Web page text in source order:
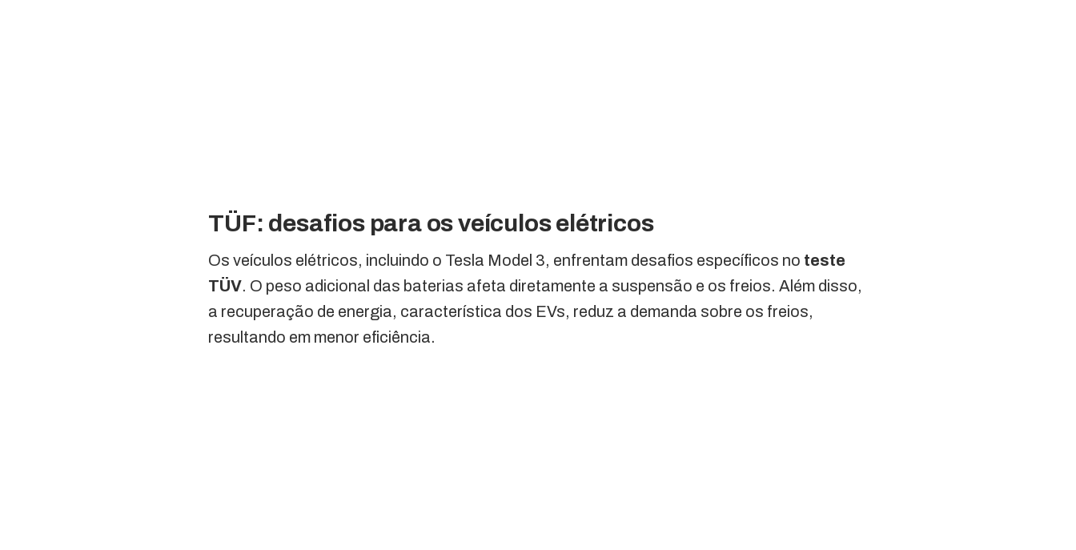
TÜF: desafios para os veículos elétricos
Os veículos elétricos, incluindo o Tesla Model 3, enfrentam desafios específicos no teste
TÜV. O peso adicional das baterias afeta diretamente a suspensão e os freios. Além disso,
a recuperação de energia, característica dos EVs, reduz a demanda sobre os freios,
resultando em menor eficiência.